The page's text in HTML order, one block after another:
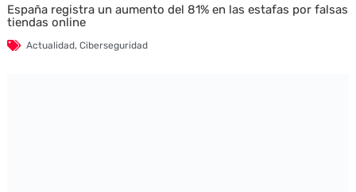
España registra un aumento del 81% en las estafas por falsas
tiendas online
Actualidad, Ciberseguridad